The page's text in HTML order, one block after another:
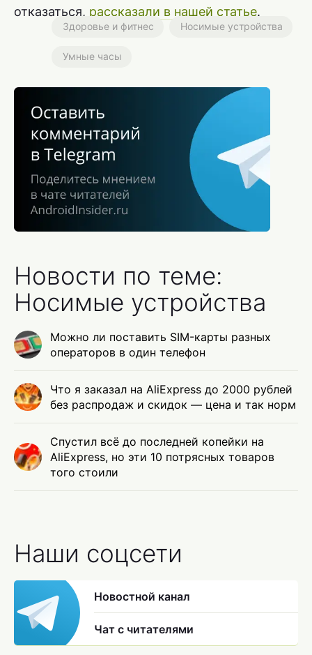
отказаться, рассказали в нашей статье.
Здоровье и фитнес Носимые устройства
Умные часы
Новости по теме:
Носимые устройства
Можно ли поставить SIM-карты разных
операторов в один телефон
Что я заказал на AliExpress до 2000 рублей
без распродаж и скидок — цена и так норм
Спустил всё до последней копейки на
AliExpress, но эти 10 потрясных товаров
того стоили
Наши соцсети
Новостной канал
Чат с читателями